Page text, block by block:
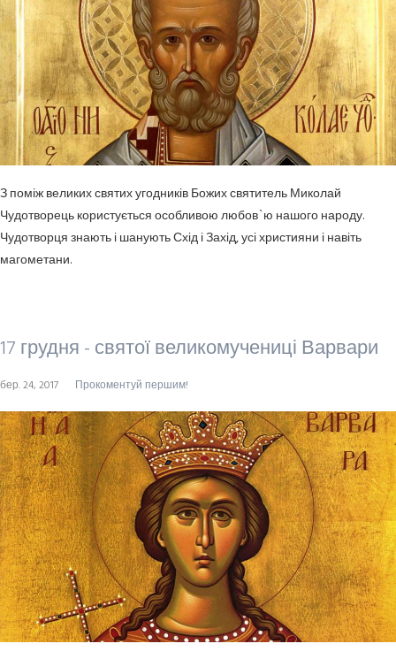
З поміж великих святих угодників Божих святитель Миколай
Чудотворець користу­ється особливою любов`ю нашого народу.
Чудотворця знають і шанують Схід і Захід, усі християни і навіть
магометани.
17 грудня - святої великомучениці Варвари
бер. 24, 2017 Прокоментуй першим!